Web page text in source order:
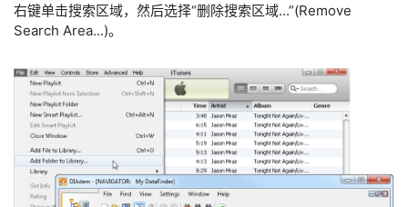
右键单击搜索区域，然后选择“删除搜索区域...”(Remove
Search Area...)。